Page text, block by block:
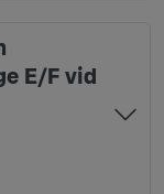
E/F vid